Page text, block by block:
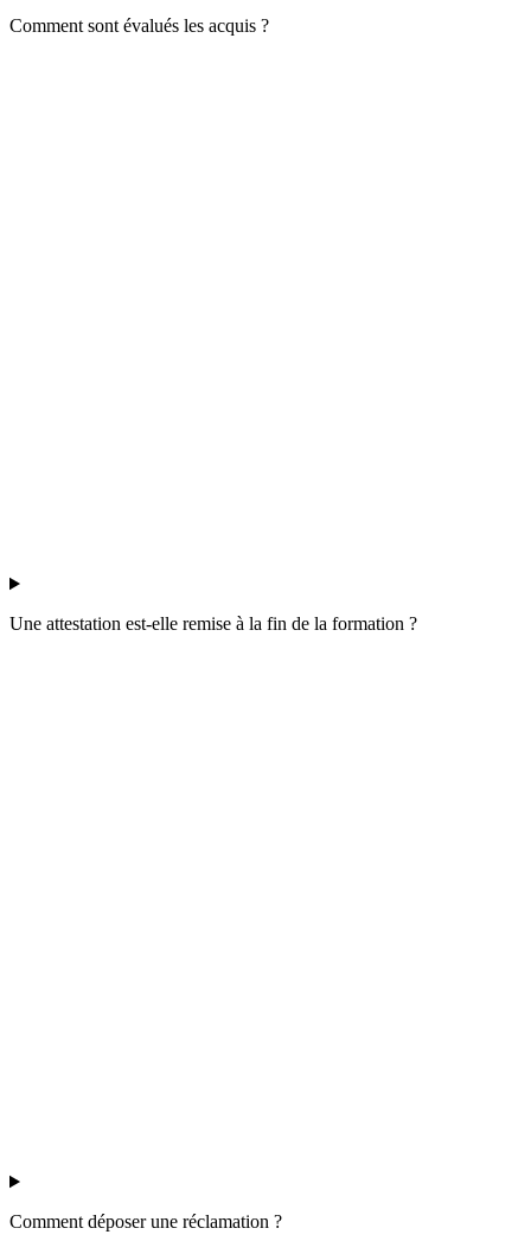
Comment sont évalués les acquis ?
Une attestation est-elle remise à la fin de la formation ?
Comment déposer une réclamation ?